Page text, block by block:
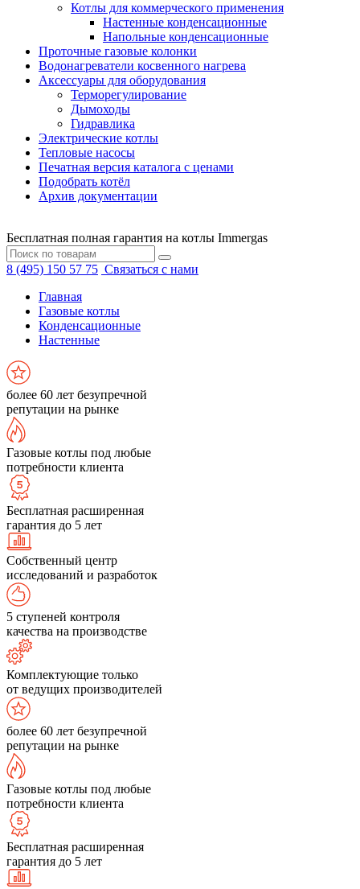
Котлы для коммерческого применения
Настенные конденсационные
Напольные конденсационные
Проточные газовые колонки
Водонагреватели косвенного нагрева
Аксессуары для оборудования
Терморегулирование
Дымоходы
Гидравлика
Электрические котлы
Тепловые насосы
Печатная версия каталога с ценами
Подобрать котёл
Архив документации
Бесплатная полная гарантия на котлы Immergas
8 (495) 150 57 75 Связаться с нами
Главная
Газовые котлы
Конденсационные
Настенные
более 60 лет безупречной
репутации на рынке
Газовые котлы под любые
потребности клиента
Бесплатная расширенная
гарантия до 5 лет
Собственный центр
исследований и разработок
5 ступеней контроля
качества на производстве
Комплектующие только
от ведущих производителей
более 60 лет безупречной
репутации на рынке
Газовые котлы под любые
потребности клиента
Бесплатная расширенная
гарантия до 5 лет